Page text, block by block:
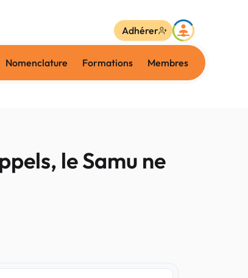
Nomenclature Formations Membres
Adhérer
le Samu ne